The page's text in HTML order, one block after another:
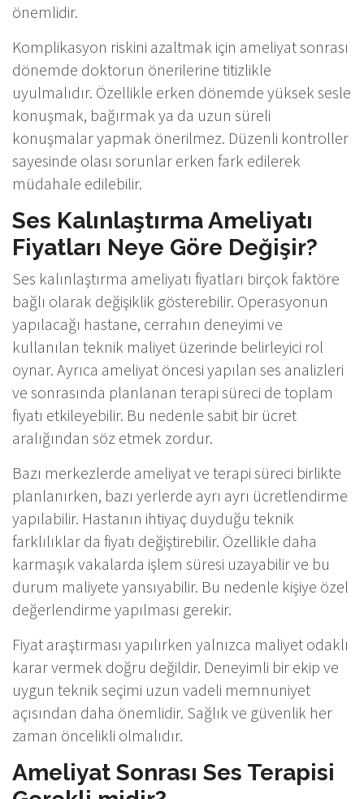
önemlidir.
Komplikasyon riskini azaltmak için ameliyat sonrası
dönemde doktorun önerilerine titizlikle
uyulmalıdır. Özellikle erken dönemde yüksek sesle
konuşmak, bağırmak ya da uzun süreli
konuşmalar yapmak önerilmez. Düzenli kontroller
sayesinde olası sorunlar erken fark edilerek
müdahale edilebilir.
Ses Kalınlaştırma Ameliyatı
Fiyatları Neye Göre Değişir?
Ses kalınlaştırma ameliyatı fiyatları birçok faktöre
bağlı olarak değişiklik gösterebilir. Operasyonun
yapılacağı hastane, cerrahın deneyimi ve
kullanılan teknik maliyet üzerinde belirleyici rol
oynar. Ayrıca ameliyat öncesi yapılan ses analizleri
ve sonrasında planlanan terapi süreci de toplam
fiyatı etkileyebilir. Bu nedenle sabit bir ücret
aralığından söz etmek zordur.
Bazı merkezlerde ameliyat ve terapi süreci birlikte
planlanırken, bazı yerlerde ayrı ayrı ücretlendirme
yapılabilir. Hastanın ihtiyaç duyduğu teknik
farklılıklar da fiyatı değiştirebilir. Özellikle daha
karmaşık vakalarda işlem süresi uzayabilir ve bu
durum maliyete yansıyabilir. Bu nedenle kişiye özel
değerlendirme yapılması gerekir.
Fiyat araştırması yapılırken yalnızca maliyet odaklı
karar vermek doğru değildir. Deneyimli bir ekip ve
uygun teknik seçimi uzun vadeli memnuniyet
açısından daha önemlidir. Sağlık ve güvenlik her
zaman öncelikli olmalıdır.
Ameliyat Sonrası Ses Terapisi